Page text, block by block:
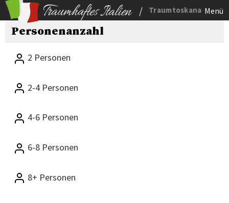
/ Traumtoskana Menü
Personenanzahl
2 Personen
2-4 Personen
4-6 Personen
6-8 Personen
8+ Personen